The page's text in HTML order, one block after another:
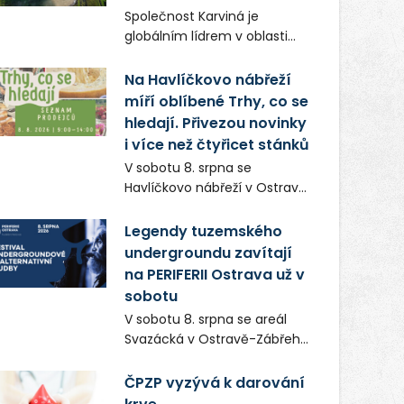
moravskoslezskou metropoli
nevybrali náhodou – její
přirozenou součástí příběhu
bývalého boxerského
šampiona Hoffa (Milan
Ondrík), jenž se po letech
vrací do světa vrcholových
zápasů, tentokrát v MMA.
Společnost Karviná je
globálním lídrem v oblasti
systémů, stabilním
zaměstnavatelem na
Karvinsku a firmou s
obrovským potenciálem.
Na Havlíčkovo nábřeží
míří oblíbené Trhy, co se
hledají. Přivezou novinky
i více než čtyřicet stánků
V sobotu 8. srpna se
Havlíčkovo nábřeží v Ostravě
vůní, chutí a poctivých
lokálních výrobků. Trhy, co se
hledají tentokrát nabídnou
více než čtyřicet pečlivě
vybraných stánků s kvalitní
gastronomií, farmářskými
produkty, designem i
Návštěvníci se mohou těšit
Legendy tuzemského
undergroundu zavítají
na PERIFERII Ostrava už v
sobotu
V sobotu 8. srpna se areál
Svazácká v Ostravě-Zábřehu
undergroundové a
alternativní hudby. Uskuteční
ČPZP vyzývá k darování